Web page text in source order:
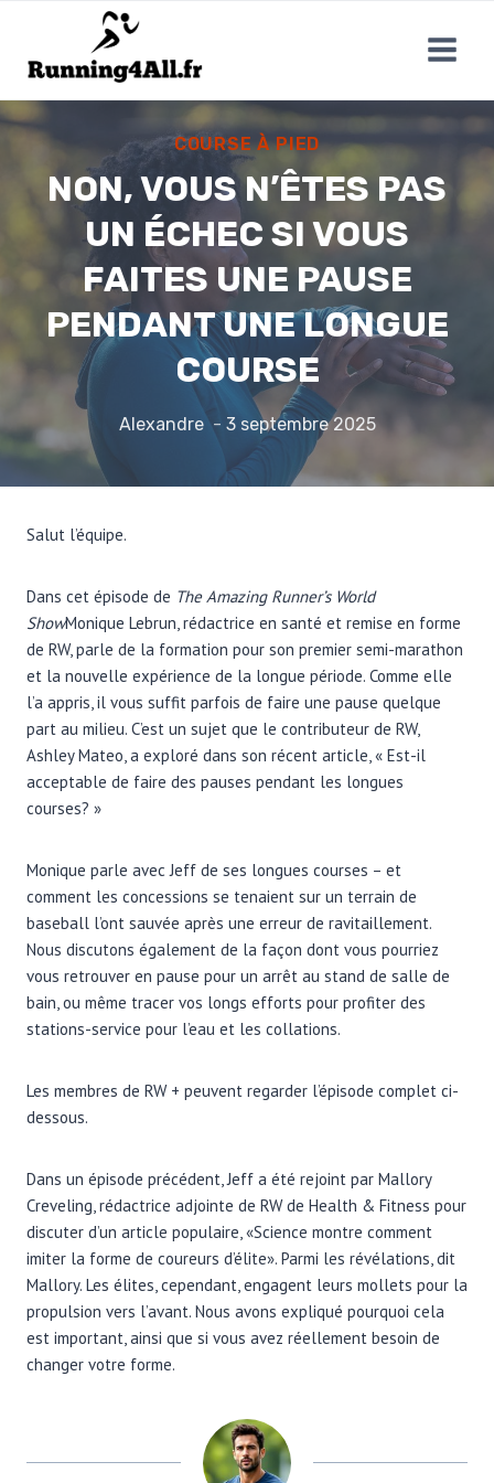
contenu
COURSE À PIED
NON, VOUS N’ÊTES PAS
UN ÉCHEC SI VOUS
FAITES UNE PAUSE
PENDANT UNE LONGUE
COURSE
Alexandre 3 septembre 2025
Salut l’équipe.
Dans cet épisode de The Amazing Runner’s World
ShowMonique Lebrun, rédactrice en santé et remise en forme
de RW, parle de la formation pour son premier semi-marathon
et la nouvelle expérience de la longue période. Comme elle
l’a appris, il vous suffit parfois de faire une pause quelque
part au milieu. C’est un sujet que le contributeur de RW,
Ashley Mateo, a exploré dans son récent article, « Est-il
acceptable de faire des pauses pendant les longues
courses? »
Monique parle avec Jeff de ses longues courses – et
comment les concessions se tenaient sur un terrain de
baseball l’ont sauvée après une erreur de ravitaillement.
Nous discutons également de la façon dont vous pourriez
vous retrouver en pause pour un arrêt au stand de salle de
bain, ou même tracer vos longs efforts pour profiter des
stations-service pour l’eau et les collations.
Les membres de RW + peuvent regarder l’épisode complet ci-
dessous.
Dans un épisode précédent, Jeff a été rejoint par Mallory
Creveling, rédactrice adjointe de RW de Health & Fitness pour
discuter d’un article populaire, «Science montre comment
imiter la forme de coureurs d’élite». Parmi les révélations, dit
Mallory. Les élites, cependant, engagent leurs mollets pour la
propulsion vers l’avant. Nous avons expliqué pourquoi cela
est important, ainsi que si vous avez réellement besoin de
changer votre forme.